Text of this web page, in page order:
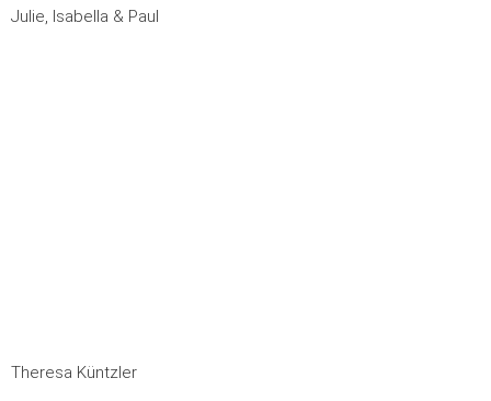
Julie, Isabella & Paul
Theresa Küntzler